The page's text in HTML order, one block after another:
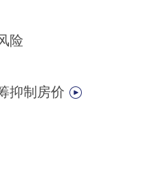
险
抑制房价